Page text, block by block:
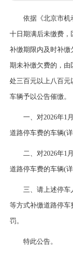
依据《北京市机动
十日期满后未缴费
补缴期限内及时补缴
期未补缴欠费的，由
处三百元以上八百元
车辆予以公告催缴。
一、对2026年1月
道路停车费的车辆(
二、对2026年1月
道路停车费的车辆(
三、请上述停车人
等方式补缴道路停车
罚。
特此公告。